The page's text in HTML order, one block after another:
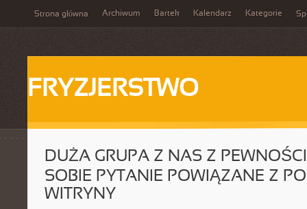
Strona główna Archiwum Bartek Kalendarz Kategorie
FRYZJERSTWO
DUŻA GRUPA Z NAS Z
SOBIE PYTANIE POWIĄZANE Z
WITRYNY